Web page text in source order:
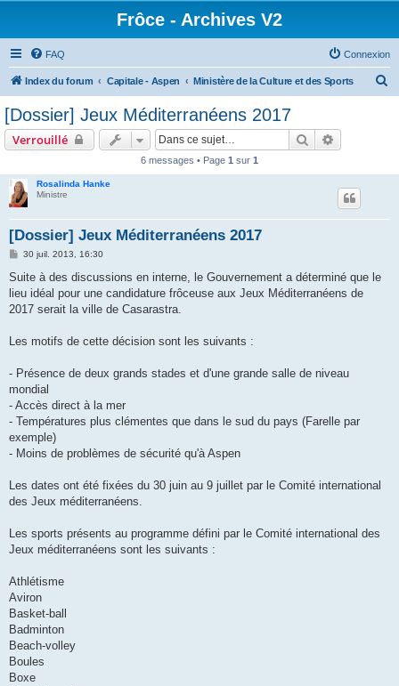
Frôce - Archives V2
FAQ Connexion
Index du forum Capitale - Aspen Ministère de la Culture et des Sports
[Dossier] Jeux Méditerranéens 2017
Verrouillé Rechercher
6 messages • Page 1 sur 1
Rosalinda Hanke
Ministre
[Dossier] Jeux Méditerranéens 2017
M
s
a
g
30 juil. 2013, 16:30
Suite à des discussions en interne, le Gouvernement a déterminé que le
lieu idéal pour une candidature frôceuse aux Jeux Méditerranéens de
2017 serait la ville de Casarastra.
Les motifs de cette décision sont les suivants :
- Présence de deux grands stades et d'une grande salle de niveau
mondial
- Accès direct à la mer
- Températures plus clémentes que dans le sud du pays (Farelle par
exemple)
- Moins de problèmes de sécurité qu'à Aspen
Les dates ont été fixées du 30 juin au 9 juillet par le Comité international
des Jeux méditerranéens.
Les sports présents au programme défini par le Comité international des
Jeux méditerranéens sont les suivants :
Athlétisme
Aviron
Basket-ball
Badminton
Beach-volley
Boules
Boxe